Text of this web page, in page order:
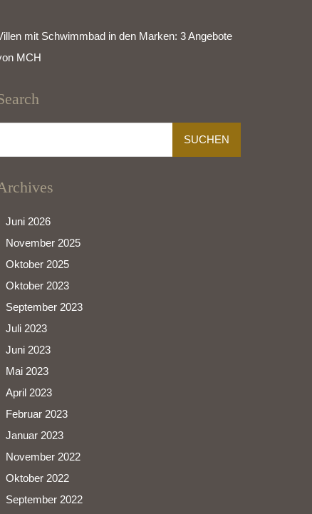
mit Schwimmbad in den Marken: 3 Angebote
MCH
nach:
Juni 2026
November 2025
Oktober 2025
Oktober 2023
September 2023
Juli 2023
Juni 2023
Mai 2023
April 2023
Februar 2023
Januar 2023
November 2022
Oktober 2022
September 2022